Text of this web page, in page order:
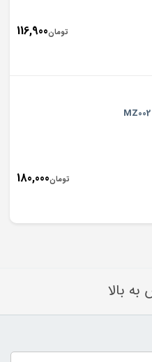
تومان116,900
تومان180,000
بالا